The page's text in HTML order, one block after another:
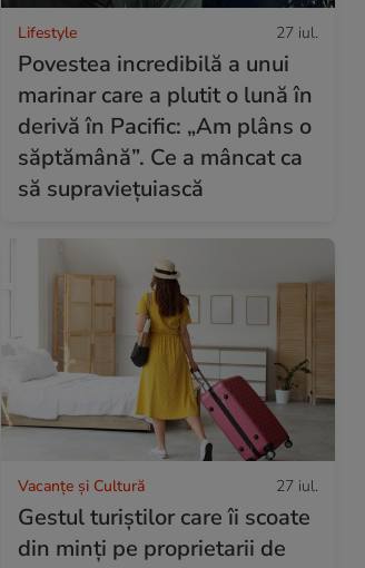
Lifestyle 27 iul.
Povestea incredibilă a unui
marinar care a plutit o lună în
derivă în Pacific: „Am plâns o
săptămână”. Ce a mâncat ca
să supraviețuiască
Vacanțe și Cultură 27 iul.
Gestul turiștilor care îi scoate
din minți pe proprietarii de